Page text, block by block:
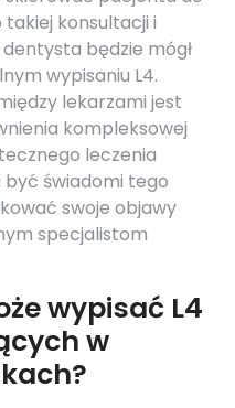
konsultacji i
będzie mógł
wypisaniu L4.
lekarzami jest
kompleksowej
leczenia
świadomi tego
swoje objawy
specjalistom
wypisać L4
w